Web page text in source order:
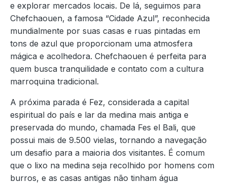
e explorar mercados locais. De lá, seguimos para
Chefchaouen, a famosa “Cidade Azul”, reconhecida
mundialmente por suas casas e ruas pintadas em
tons de azul que proporcionam uma atmosfera
mágica e acolhedora. Chefchaouen é perfeita para
quem busca tranquilidade e contato com a cultura
marroquina tradicional.
A próxima parada é Fez, considerada a capital
espiritual do país e lar da medina mais antiga e
preservada do mundo, chamada Fes el Bali, que
possui mais de 9.500 vielas, tornando a navegação
um desafio para a maioria dos visitantes. É comum
que o lixo na medina seja recolhido por homens com
burros, e as casas antigas não tinham água